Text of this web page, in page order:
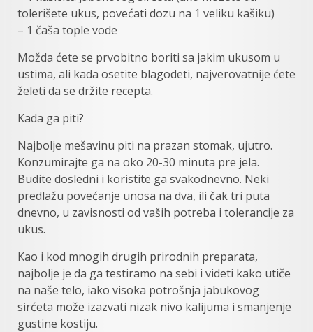
tolerišete ukus, povećati dozu na 1 veliku kašiku)
– 1 čaša tople vode
Možda ćete se prvobitno boriti sa jakim ukusom u
ustima, ali kada osetite blagodeti, najverovatnije ćete
želeti da se držite recepta.
Kada ga piti?
Najbolje mešavinu piti na prazan stomak, ujutro.
Konzumirajte ga na oko 20-30 minuta pre jela.
Budite dosledni i koristite ga svakodnevno. Neki
predlažu povećanje unosa na dva, ili čak tri puta
dnevno, u zavisnosti od vaših potreba i tolerancije za
ukus.
Kao i kod mnogih drugih prirodnih preparata,
najbolje je da ga testiramo na sebi i videti kako utiče
na naše telo, iako visoka potrošnja jabukovog
sirćeta može izazvati nizak nivo kalijuma i smanjenje
gustine kostiju.